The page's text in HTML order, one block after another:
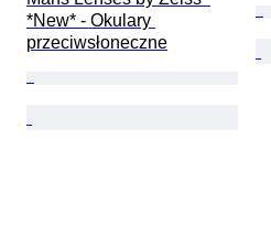
*New* - Okulary
przeciwsłoneczne